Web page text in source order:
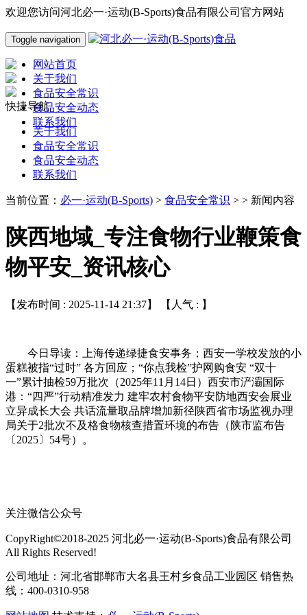
欢迎您访问河北必一·运动(B-Sports)食品有限公司官方网站
Toggle navigation
网站首页
关于我们
食品安全常识
食品安全动态
联系我们
快捷导航
关于我们
食品安全常识
食品安全动态
联系我们
当前位置： 必一·运动(B-Sports) > 食品安全常识 > > 新闻内容
陕西地域_专注食物行业鞭策食
物平安_资讯核心
【发布时间 : 2025-11-14 21:37】 【人气 : 】
今日导读：上海传递绿捷食安事务；西安一学校发放的小
蛋糕被指“过时” 各方回应；“你点我检”护网购食安 “双十
一”累计抽检59万批次（2025年11月14日）西安市浐灞国际
港：“四严”行动精准发力 建牢农村食物平安防地西安会展业
立异成长大会 共话流量取品牌增加新径陕西省市场监视办理
局关于2批次不及格食物核查措置环境的布告（陕市监布告
〔2025〕54号）。
关注微信公众号
CopyRight©2018-2025 河北必一·运动(B-Sports)食品有限公司
All Rights Reserved!
公司地址：河北省邯郸市大名县王村乡食品工业园区 销售热
线：400-0310-958